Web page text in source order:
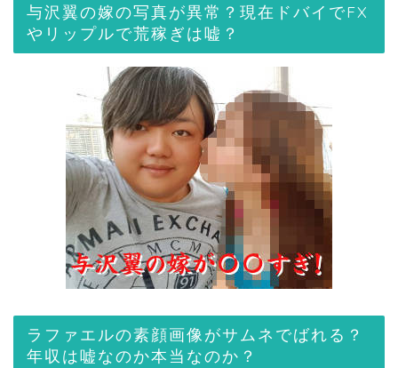
与沢翼の嫁の写真が異常？現在ドバイでFX
やリップルで荒稼ぎは嘘？
ラファエルの素顔画像がサムネでばれる？
年収は嘘なのか本当なのか？